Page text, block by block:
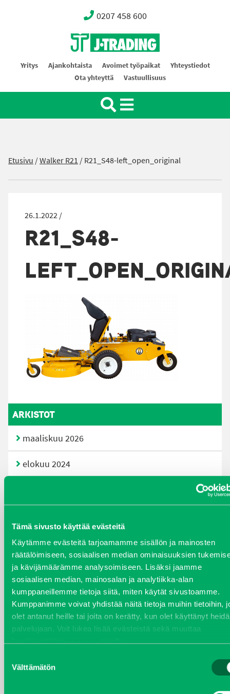
Tämä sivusto käyttää evästeitä
Käytämme evästeitä tarjoamamme sisällön ja mainosten
räätälöimiseen, sosiaalisen median ominaisuuksien
ja kävijämäärämme analysoimiseen. Lisäksi jaamme
sosiaalisen median, mainosalan ja analytiikka-alan
kumppaneillemme tietoja siitä, miten käytät sivustoamme.
Kumppanimme voivat yhdistää näitä tietoja muihin tietoihin,
olet antanut heille tai joita on kerätty, kun olet käyttänyt
palvelujaan. Voit lukea lisää evästeistä sekä muuttaa
valinta
Välttämätön
0207 458 600
Oy J-Trading Ab
Yritys Ajankohtaista Avoimet työpaikat
Yhteystiedot
Ota yhteyttä
Vastuullisuus
Etusivu /Walker R21 /R21_S48-left_open_original
26.1.2022 /
R21_S48-
ARKISTOT
maaliskuu 2026
elokuu 2024
huhtikuu 2022
helmikuu 2022
joulukuu 2021
lokakuu 2021
kesäkuu 2021
tammikuu 2021